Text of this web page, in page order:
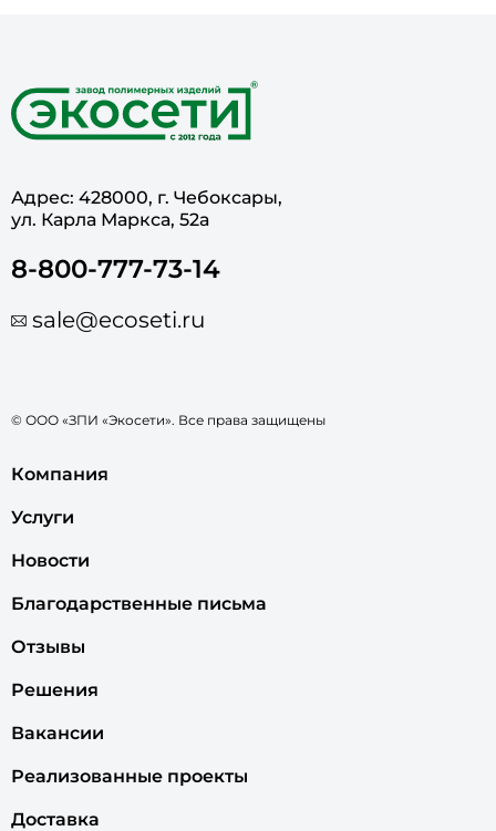
Адрес: 428000, г. Чебоксары,
ул. Карла Маркса, 52а
8-800-777-73-14
sale@ecoseti.ru
© ООО «ЗПИ «Экосети». Все права защищены
Компания
Услуги
Новости
Благодарственные письма
Отзывы
Решения
Вакансии
Реализованные проекты
Доставка